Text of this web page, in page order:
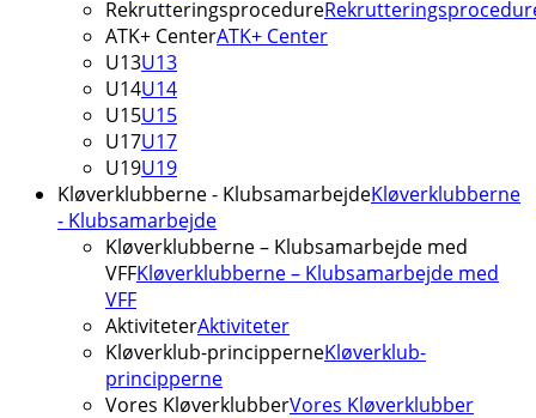
Rekrutteringsprocedure
ATK+ CenterATK+ Center
U13U13
U14U14
U15U15
U17U17
U19U19
Kløverklubberne - KlubsamarbejdeKløverklubberne
- Klubsamarbejde
Kløverklubberne – Klubsamarbejde med
VFFKløverklubberne – Klubsamarbejde med
VFF
AktiviteterAktiviteter
Kløverklub-principperneKløverklub-
principperne
Vores KløverklubberVores Kløverklubber